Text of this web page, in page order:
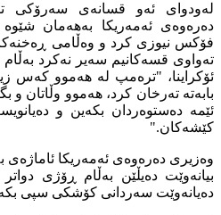
لەودوای ئەو قسانەی سەرۆکی
دەرەوەی ئەمەریکا بەهەمان شێوە
فۆکس نیوزی کرد و وەڵامی
تەواوی قسەکانیم سەیر نەکرد
ئۆکراینا، "ترەمپ لە هەموو کەس
بابەتە تەرخان کرد، هەموو وڵاتان و
ئێمە دەستوەردان بکەین و
کێشەکان."
وەزیری دەرەوەی ئەمەریکا
بیانەوێت دەیڵێن بەڵام ڕۆژی
دەیانەوێت سەردانی کۆشکی سپی